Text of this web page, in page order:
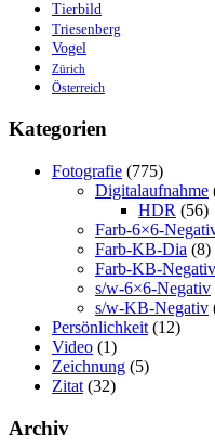
Tierbild
Triesenberg
Vogel
Zürich
Österreich
Kategorien
Fotografie (775)
Digitalaufnahme
HDR (56)
Farb-6×6-
Farb-KB-Dia (8)
Farb-KB-Negativ
s/w-6×6-Negativ
s/w-KB-Negativ
Persönlichkeit (12)
Video (1)
Zeichnung (5)
Zitat (32)
Archiv